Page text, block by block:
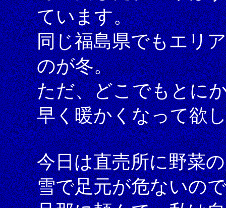
ています。
同じ福島県でもエリ
のが冬。
ただ、どこでもとに
早く暖かくなって欲
今日は直売所に野菜
雪で足元が危ないので